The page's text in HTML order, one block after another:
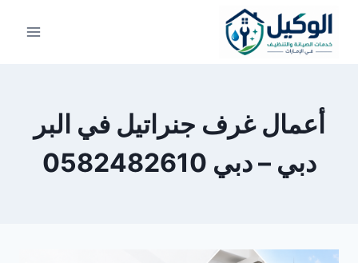
التجاوز
المحتوى
أعمال غرف جنراتيل في البر
دبي – دبي 0582482610